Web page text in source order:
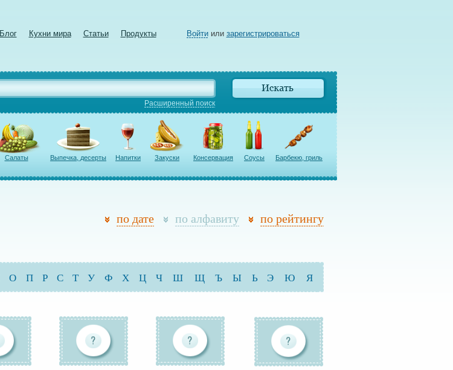
Блог Кухни мира Статьи Продукты Войтиили зарегистрироваться
Расширенный поиск
Салаты Выпечка, десерты Напитки Закуски Консервация Соусы Барбекю, гриль
по дате по алфавиту по рейтингу
О П Р С Т У Ф Х Ц Ч Ш Щ Ъ Ы Ь Э Ю Я